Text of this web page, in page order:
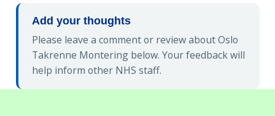
Add your thoughts
Please leave a comment or review about Oslo
Takrenne Montering below. Your feedback will
help inform other NHS staff.